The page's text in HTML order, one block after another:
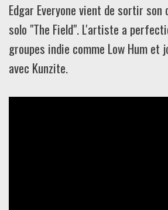
Edgar Everyone vient de sortir son
solo "The Field". L'artiste a
groupes indie comme Low Hum et
avec Kunzite.